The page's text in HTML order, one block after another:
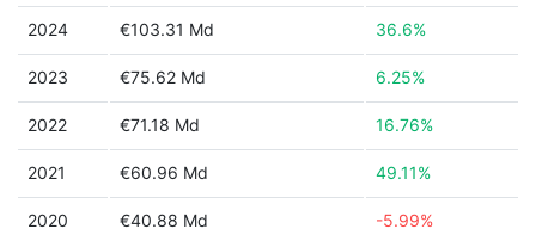
2024 €103.31 Md 36.6%
2023 €75.62 Md 6.25%
2022 €71.18 Md 16.76%
2021 €60.96 Md 49.11%
2020 €40.88 Md -5.99%